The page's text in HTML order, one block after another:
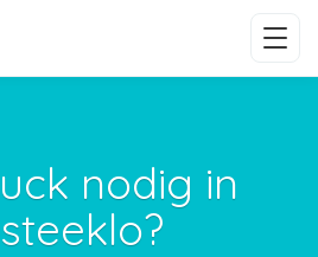
nodig in